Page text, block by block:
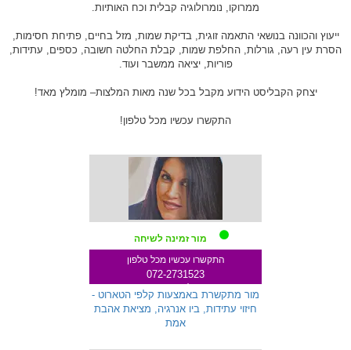
ממרוקו, נומרולוגיה קבלית וכח האותיות.
ייעוץ והכוונה בנושאי התאמה זוגית, בדיקת שמות, מזל בחיים, פתיחת חסימות,
הסרת עין רעה, גורלות, החלפת שמות, קבלת החלטה חשובה, כספים, עתידות,
פוריות, יציאה ממשבר ועוד.
יצחק הקבליסט הידוע מקבל בכל שנה מאות המלצות– מומלץ מאד!
התקשרו עכשיו מכל טלפון!
מור זמינה לשיחה
התקשרו עכשיו מכל טלפון
072-2731523
מור מתקשרת באמצעות קלפי הטארוט -
חיזוי עתידות, ביו אנרגיה, מציאת אהבת
אמת